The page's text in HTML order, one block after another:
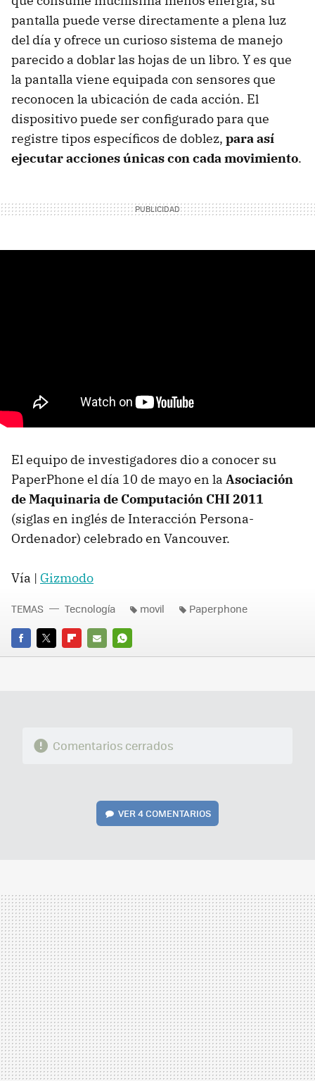
pantalla puede verse directamente a plena luz
del día y ofrece un curioso sistema de manejo
parecido a doblar las hojas de un libro. Y es que
la pantalla viene equipada con sensores que
reconocen la ubicación de cada acción. El
dispositivo puede ser configurado para que
registre tipos específicos de doblez, para así
ejecutar acciones únicas con cada movimiento.
El equipo de investigadores dio a conocer su
PaperPhone el día 10 de mayo en la Asociación
de Maquinaria de Computación CHI 2011
(siglas en inglés de Interacción Persona-
Ordenador) celebrado en Vancouver.
Vía | Gizmodo
FACEBOOK
TWITTERFLIPBOARD
E-
WHATSAPP
TEMAS Tecnología movil Paperphone
Comentarios cerrados
VER4 COMENTARIOS